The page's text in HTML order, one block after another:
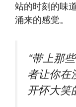
站的时刻的味
涌来的感觉。
“带上那
者让你在
开怀大笑